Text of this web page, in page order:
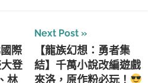
際
登
林
Next Post
【龍族幻想：勇者集
結】千萬小說改編遊戲
來洛，原作粉必玩！